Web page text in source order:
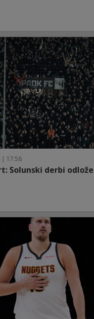
| 17:58
Solunski derbi